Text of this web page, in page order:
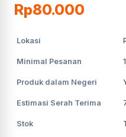
Rp80.000
Lokasi
Minimal Pesanan 1
Produk dalam Negeri
Estimasi Serah Terima
Stok